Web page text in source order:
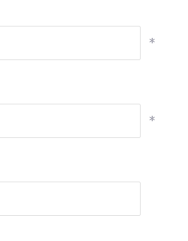
*
*